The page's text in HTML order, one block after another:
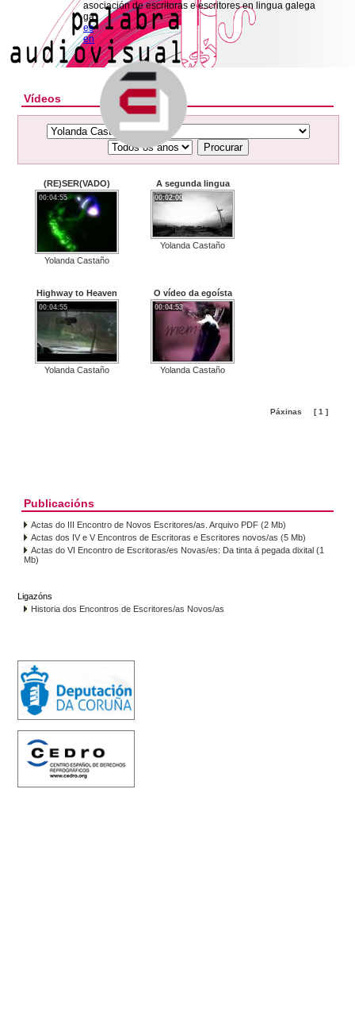
asociación de escritoras e escritores en lingua galega
ga
es
en
Vídeos
Procurar
(RE)SER(VADO)
00:04:55
Yolanda Castaño
A segunda lingua
00:02:00
Yolanda Castaño
Highway to Heaven
00:04:55
Yolanda Castaño
O vídeo da egoísta
00:04:53
Yolanda Castaño
Páxinas [ 1 ]
Publicacións
Actas do III Encontro de Novos Escritores/as. Arquivo PDF (2 Mb)
Actas dos IV e V Encontros de Escritoras e Escritores novos/as (5 Mb)
Actas do VI Encontro de Escritoras/es Novas/es: Da tinta á pegada dixital (1
Mb)
Ligazóns
Historia dos Encontros de Escritores/as Novos/as